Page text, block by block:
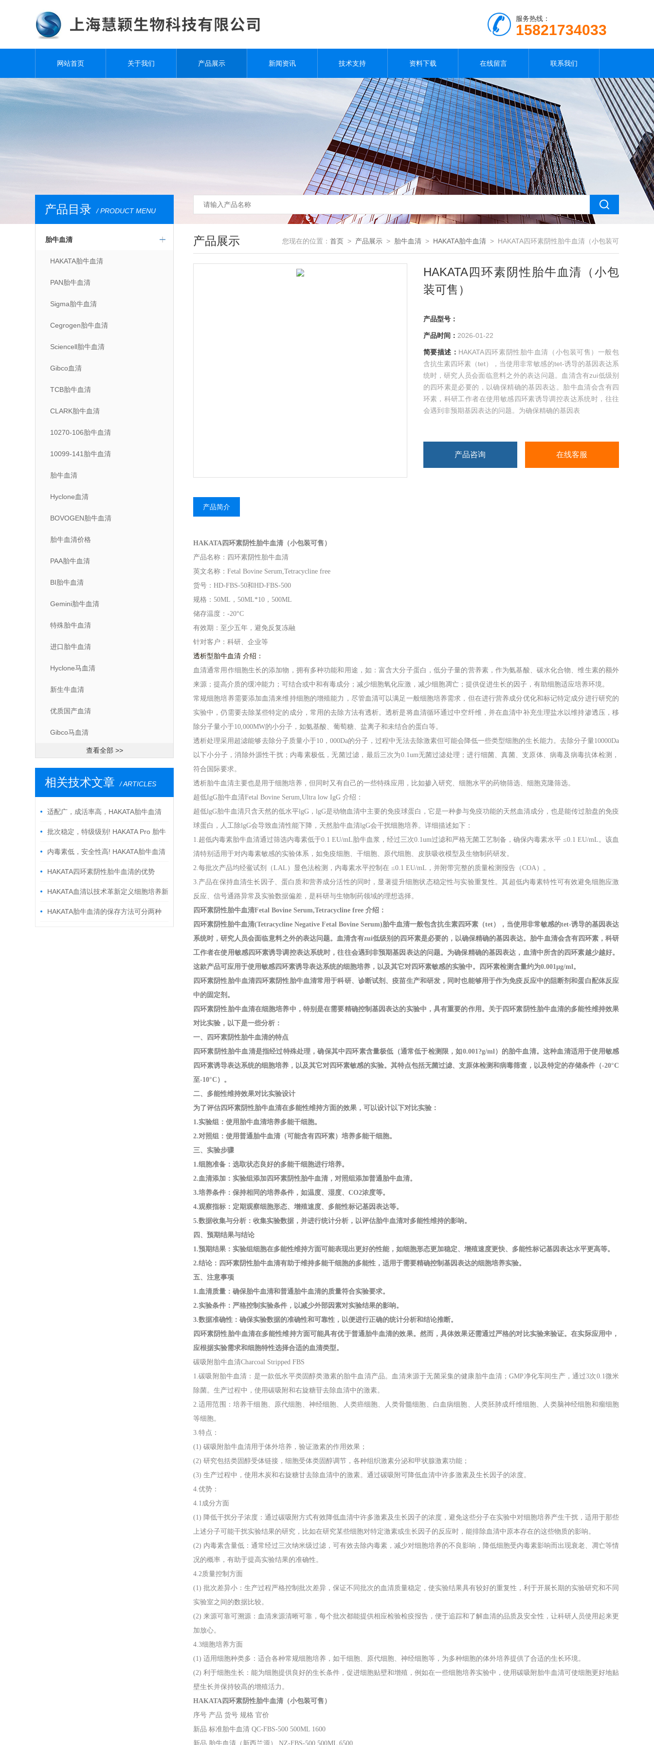
服务热线：
15821734033
网站首页 关于我们 产品展示 新闻资讯 技术支持 资料下载 在线留言 联系我们
产品目录 / PRODUCT MENU
胎牛血清
HAKATA胎牛血清
PAN胎牛血清
Sigma胎牛血清
Cegrogen胎牛血清
Sciencell胎牛血清
Gibco血清
TCB胎牛血清
CLARK胎牛血清
10270-106胎牛血清
10099-141胎牛血清
胎牛血清
Hyclone血清
BOVOGEN胎牛血清
胎牛血清价格
PAA胎牛血清
BI胎牛血清
Gemini胎牛血清
特殊胎牛血清
进口胎牛血清
Hyclone马血清
新生牛血清
优质国产血清
Gibco马血清
查看全部 >>
相关技术文章 / ARTICLES
适配广，成活率高，HAKATA胎牛血清
QC-FBS-500优级，细胞培养好“搭子”
批次稳定，特级级别! HAKATA Pro 胎牛
血清HN-FBS-500助力突破科研成果
内毒素低，安全性高! HAKATA胎牛血清
（HB-FBS-500）再次助力顶刊
HAKATA四环素阴性胎牛血清的优势
HAKATA血清以技术革新定义细胞培养新
标准HAKATA胎牛血清的保存方法可分两种
产品展示 您现在的位置： 首页 > 产品展示 > 胎牛血清 > HAKATA胎牛血清 > HAKATA四环素阴性胎牛血清（小包装可
售）
HAKATA四环素阴性胎牛血清（小包
装可售）
产品型号：
产品时间： 2026-01-22
简要描述： HAKATA四环素阴性胎牛血清（小包装可售）一般包
含抗生素四环素（tet），当使用非常敏感的tet-诱导的基因表达系
统时，研究人员会面临意料之外的表达问题。血清含有zui低级别
的四环素是必要的，以确保精确的基因表达。胎牛血清会含有四
环素，科研工作者在使用敏感四环素诱导调控表达系统时，往往
会遇到非预期基因表达的问题。为确保精确的基因表
产品咨询 在线客服
产品简介
HAKATA四环素阴性胎牛血清（小包装可售）
产品名称：四环素阴性胎牛血清
英文名称： Fetal Bovine Serum,Tetracycline free
货号： HD-FBS-50和HD-FBS-500
规格： 50ML，50ML*10，500ML
储存温度： -20°C
有效期：至少五年，避免反复冻融
针对客户：科研、企业等
透析型胎牛血清 介绍：
血清通常用作细胞生长的添加物，拥有多种功能和用途，如：富含大分子蛋白，低分子量的营养素，作为氨基酸、碳水化合物、维生素的额外
来源；提高介质的缓冲能力；可结合或中和有毒成分；减少细胞氧化应激，减少细胞凋亡；提供促进生长的因子，有助细胞适应培养环境。
常规细胞培养需要添加血清来维持细胞的增殖能力，尽管血清可以满足一般细胞培养需求，但在进行营养成分优化和标记特定成分进行研究的
实验中，仍需要去除某些特定的成分，常用的去除方法有透析。透析是将血清循环通过中空纤维，并在血清中补充生理盐水以维持渗透压，移
除分子量小于10,000MW的小分子，如氨基酸、葡萄糖、盐离子和未结合的蛋白等。
透析处理采用超滤能够去除分子质量小于10，000Da的分子，过程中无法去除激素但可能会降低一些类型细胞的生长能力。去除分子量10000Da
以下小分子，消除外源性干扰；内毒素极低，无菌过滤，最后三次为0.1um无菌过滤处理；进行细菌、真菌、支原体、病毒及病毒抗体检测，
符合国际要求。
透析胎牛血清主要也是用于细胞培养，但同时又有自己的一些特殊应用，比如掺入研究、细胞水平的药物筛选、细胞克隆筛选。
超低IgG胎牛血清Fetal Bovine Serum,Ultra low IgG 介绍：
超低lgG胎牛血清只含天然的低水平lgG，lgG是动物血清中主要的免疫球蛋白，它是一种参与免疫功能的天然血清成分，也是能传过胎盘的免疫
球蛋白，人工除lgG会导致血清性能下降，天然胎牛血清lgG会干扰细胞培养。详细描述如下：
1.超低内毒素胎牛血清通过筛选内毒素低于0.1 EU/mL胎牛血浆，经过三次0.1um过滤和严格无菌工艺制备，确保内毒素水平 ≤0.1 EU/mL。该血
清特别适用于对内毒素敏感的实验体系，如免疫细胞、干细胞、原代细胞、皮肤吸收模型及生物制药研发。
2.每批次产品均经鲎试剂（LAL）显色法检测，内毒素水平控制在 ≤0.1 EU/mL，并附带完整的质量检测报告（COA）。
3.产品在保持血清生长因子、蛋白质和营养成分活性的同时，显著提升细胞状态稳定性与实验重复性。其超低内毒素特性可有效避免细胞应激
反应、信号通路异常及实验数据偏差，是科研与生物制药领域的理想选择。
四环素阴性胎牛血清Fetal Bovine Serum,Tetracycline free 介绍：
四环素阴性胎牛血清(Tetracycline Negative Fetal Bovine Serum)胎牛血清一般包含抗生素四环素（tet），当使用非常敏感的tet-诱导的基因表达
系统时，研究人员会面临意料之外的表达问题。血清含有zui低级别的四环素是必要的，以确保精确的基因表达。胎牛血清会含有四环素，科研
工作者在使用敏感四环素诱导调控表达系统时，往往会遇到非预期基因表达的问题。为确保精确的基因表达，血清中所含的四环素越少越好。
这款产品可应用于使用敏感四环素诱导表达系统的细胞培养，以及其它对四环素敏感的实验中。四环素检测含量约为0.001µg/ml。
四环素阴性胎牛血清四环素阴性胎牛血清常用于科研、诊断试剂、疫苗生产和研发，同时也能够用于作为免疫反应中的阻断剂和蛋白配体反应
中的固定剂。
四环素阴性胎牛血清在细胞培养中，特别是在需要精确控制基因表达的实验中，具有重要的作用。关于四环素阴性胎牛血清的多能性维持效果
对比实验，以下是一些分析：
一、四环素阴性胎牛血清的特点
四环素阴性胎牛血清是指经过特殊处理，确保其中四环素含量极低（通常低于检测限，如0.001?g/ml）的胎牛血清。这种血清适用于使用敏感
四环素诱导表达系统的细胞培养，以及其它对四环素敏感的实验。其特点包括无菌过滤、支原体检测和病毒筛查，以及特定的存储条件（-20°C
至-10°C）。
二、多能性维持效果对比实验设计
为了评估四环素阴性胎牛血清在多能性维持方面的效果，可以设计以下对比实验：
1.实验组：使用胎牛血清培养多能干细胞。
2.对照组：使用普通胎牛血清（可能含有四环素）培养多能干细胞。
三、实验步骤
1.细胞准备：选取状态良好的多能干细胞进行培养。
2.血清添加：实验组添加四环素阴性胎牛血清，对照组添加普通胎牛血清。
3.培养条件：保持相同的培养条件，如温度、湿度、CO2浓度等。
4.观察指标：定期观察细胞形态、增殖速度、多能性标记基因表达等。
5.数据收集与分析：收集实验数据，并进行统计分析，以评估胎牛血清对多能性维持的影响。
四、预期结果与结论
1.预期结果：实验组细胞在多能性维持方面可能表现出更好的性能，如细胞形态更加稳定、增殖速度更快、多能性标记基因表达水平更高等。
2.结论：四环素阴性胎牛血清有助于维持多能干细胞的多能性，适用于需要精确控制基因表达的细胞培养实验。
五、注意事项
1.血清质量：确保胎牛血清和普通胎牛血清的质量符合实验要求。
2.实验条件：严格控制实验条件，以减少外部因素对实验结果的影响。
3.数据准确性：确保实验数据的准确性和可靠性，以便进行正确的统计分析和结论推断。
四环素阴性胎牛血清在多能性维持方面可能具有优于普通胎牛血清的效果。然而，具体效果还需通过严格的对比实验来验证。在实际应用中，
应根据实验需求和细胞特性选择合适的血清类型。
碳吸附胎牛血清Charcoal Stripped FBS
1.碳吸附胎牛血清：是一款低水平类固醇类激素的胎牛血清产品。血清来源于无菌采集的健康胎牛血清；GMP净化车间生产，通过3次0.1微米
除菌。生产过程中，使用碳吸附和右旋糖苷去除血清中的激素。
2.适用范围：培养干细胞、原代细胞、神经细胞、人类癌细胞、人类骨髓细胞、白血病细胞、人类胚肺成纤维细胞、人类脑神经细胞和瘤细胞
等细胞。
3.特点：
(1) 碳吸附胎牛血清用于体外培养，验证激素的作用效果；
(2) 研究包括类固醇受体链接，细胞受体类固醇调节，各种组织激素分泌和甲状腺激素功能；
(3) 生产过程中，使用木炭和右旋糖甘去除血清中的激素。通过碳吸附可降低血清中许多激素及生长因子的浓度。
4.优势：
4.1成分方面
(1) 降低干扰分子浓度：通过碳吸附方式有效降低血清中许多激素及生长因子的浓度，避免这些分子在实验中对细胞培养产生干扰，适用于那些
上述分子可能干扰实验结果的研究，比如在研究某些细胞对特定激素或生长因子的反应时，能排除血清中原本存在的这些物质的影响。
(2) 内毒素含量低：通常经过三次纳米级过滤，可有效去除内毒素，减少对细胞培养的不良影响，降低细胞受内毒素影响而出现衰老、凋亡等情
况的概率，有助于提高实验结果的准确性。
4.2质量控制方面
(1) 批次差异小：生产过程严格控制批次差异，保证不同批次的血清质量稳定，使实验结果具有较好的重复性，利于开展长期的实验研究和不同
实验室之间的数据比较。
(2) 来源可靠可溯源：血清来源清晰可靠，每个批次都能提供相应检验检疫报告，便于追踪和了解血清的品质及安全性，让科研人员使用起来更
加放心。
4.3细胞培养方面
(1) 适用细胞种类多：适合各种常规细胞培养，如干细胞、原代细胞、神经细胞等，为多种细胞的体外培养提供了合适的生长环境。
(2) 利于细胞生长：能为细胞提供良好的生长条件，促进细胞贴壁和增殖，例如在一些细胞培养实验中，使用碳吸附胎牛血清可使细胞更好地贴
壁生长并保持较高的增殖活力。
HAKATA四环素阴性胎牛血清（小包装可售）
序号 产品 货号 规格 官价
新品 标准胎牛血清 QC-FBS-500 500ML 1600
新品 胎牛血清（新西兰源） NZ-FBS-500 500ML 6500